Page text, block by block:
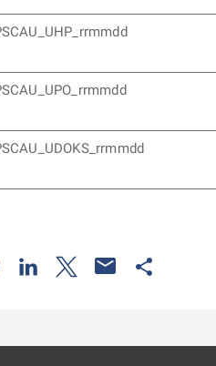
Odkaz se otevře na nové kartě
Odkaz se otevře na nové
Odkaz se otevře na